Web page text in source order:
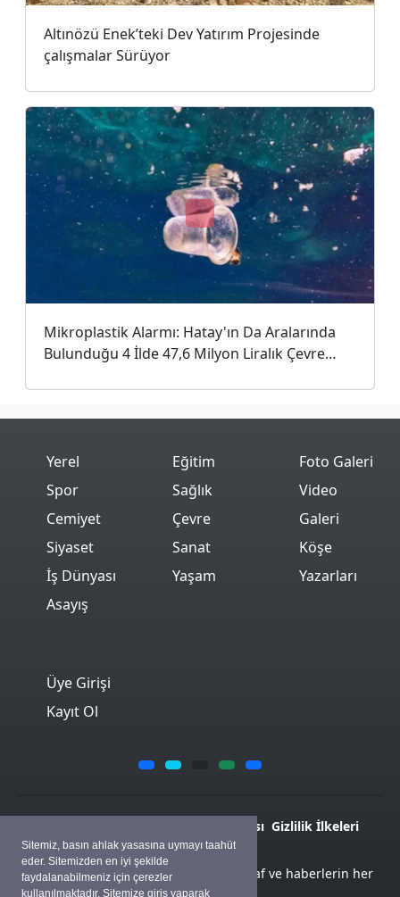
Sitemiz, basın ahlak yasasına uymayı taahüt
eder. Sitemizden en iyi şekilde
faydalanabilmeniz için çerezler
kullanılmaktadır. Sitemize giriş yaparak
Altınözü Enek’teki Dev Yatırım Projesinde
çalışmalar Sürüyor
Mikroplastik Alarmı: Hatay'ın Da Aralarında
Bulunduğu 4 İlde 47,6 Milyon Liralık Çevre
Yerel
Spor
Cemiyet
Siyaset
İş Dünyası
Asayış
Eğitim
Sağlık
Çevre
Sanat
Yaşam
Foto Galeri
Video
Galeri
Köşe
Yazarları
Üye Girişi
Kayıt Ol
Çerez Politikası Gizlilik İlkeleri
Sitemizde bulunan yazı , video, fotoğraf ve haberlerin her
hakkı saklıdır.